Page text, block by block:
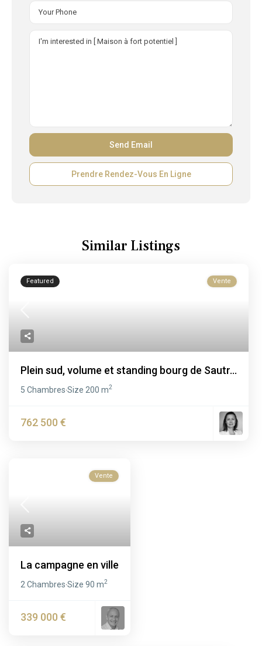
Prendre Rendez-Vous En Ligne
Similar Listings
Featured Vente
Plein sud, volume et standing bourg de Sautr...
5 Chambres·Size 200 m2
762 500 €
Vente
La campagne en ville
2 Chambres·Size90 m2
339 000 €